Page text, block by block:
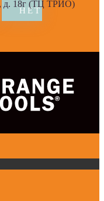
д. 18г (ТЦ ТРИО)